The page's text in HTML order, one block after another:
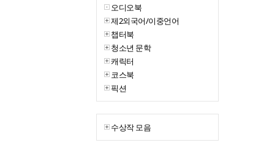
오디오북
제2외국어/이중언어
챕터북
청소년 문학
캐릭터
코스북
픽션
수상작 모음